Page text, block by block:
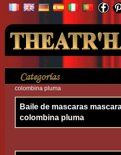
Categorías
Mascara > Baile de mascaras
colombina pluma
Baile de mascaras
colombina pluma